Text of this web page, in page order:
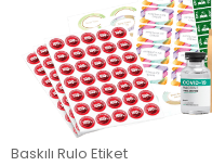
Baskılı Rulo Etiket